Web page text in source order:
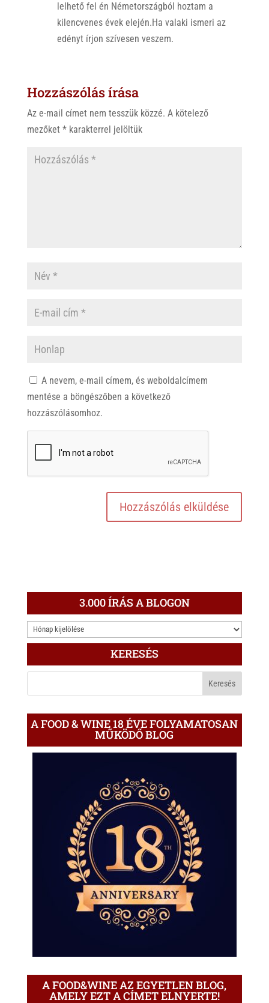
lelhető fel én Németországból hoztam a
kilencvenes évek elején.Ha valaki ismeri az
edényt írjon szívesen veszem.
Hozzászólás írása
Az e-mail címet nem tesszük közzé. A kötelező
mezőket *karakterrel jelöltük
A nevem, e-mail címem, és weboldalcímem
mentése a böngészőben a következő
hozzászólásomhoz.
3.000 ÍRÁS A BLOGON
3.000
ÍRÁS
BLOGON
KERESÉS
A FOOD & WINE 18 ÉVE FOLYAMATOSAN
MŰKÖDŐ BLOG
A FOOD&WINE AZ EGYETLEN BLOG,
AMELY EZT A CÍMET ELNYERTE!